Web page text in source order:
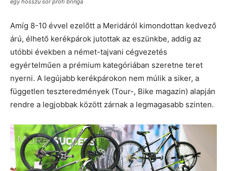
egy hosszú sor profi bringa
Amíg 8-10 évvel ezelőtt a Meridáról kimondottan kedvező
árú, élhető kerékpárok jutottak az eszünkbe, addig az
utóbbi években a német-tajvani cégvezetés
egyértelműen a prémium kategóriában szeretne teret
nyerni. A legújabb kerékpárokon nem múlik a siker, a
független teszteredmények (Tour-, Bike magazin) alapján
rendre a legjobbak között zárnak a legmagasabb szinten.